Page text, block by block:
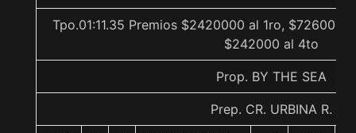
Tpo.01:11.35 Premios $2420000 al 1ro, $726000
$242000 al 4to
Prop. BY THE SEA
Prep. CR. URBINA R.